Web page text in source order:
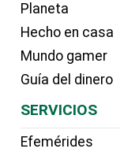
Planeta
Hecho en casa
Mundo gamer
Guía del dinero
SERVICIOS
Efemérides